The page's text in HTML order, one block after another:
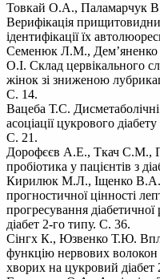
Товкай О.А., Паламарчук
Верифікація
ідентифікації їх
Семенюк Л.М., Дем’яненко
О.І. Склад цервікального
жінок зі зниженою
С. 14.
Вацеба Т.С.
асоціації цукрового
С. 21.
Дорофєєв А.Е., Ткач С.М.,
пробіотика у пацієнтів з
Кирилюк М.Л., Іщенко
прогностичної цінності
прогресування
діабет 2-го типу. С. 36.
Сінгх К., Юзвенко Т.Ю.
функцію нервових волокон
хворих на цукровий діабет